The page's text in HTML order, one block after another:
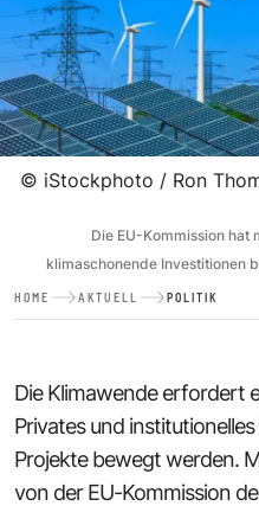
© iStockphoto / Ron
Die EU-Kommission hat
klimaschonende Investitionen
HOME AKTUELL POLITIK
Die Klimawende erfordert
Privates und
Projekte bewegt werden.
von der EU-Kommission